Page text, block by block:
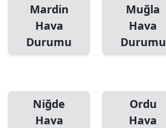
Mardin
Hava
Durumu
Muğla
Hava
Durumu
Niğde
Hava
Ordu
Hava